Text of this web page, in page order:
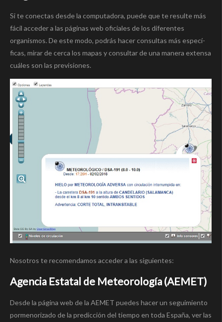
Si te conectas desde la computadora, puede que te resulte más
fácil acceder a las páginas web oficiales de los diferentes
organismos. De este modo, podrás hacer consultas más especí­
ficas, mirar de cerca los mapas y consultar de una manera extensa
cuáles son las previsiones.
Nosotros te recomendamos acceder a las siguientes:
Agencia Estatal de Meteorologí­a (AEMET)
Desde la página web de la AEMET puedes hacer un seguimiento
pormenorizado de la predicción del tiempo en toda España, ver las